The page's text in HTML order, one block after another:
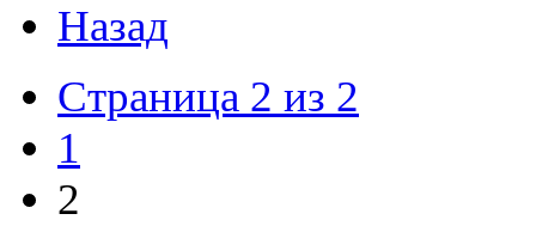
Назад
Страница 2 из 2
1
2